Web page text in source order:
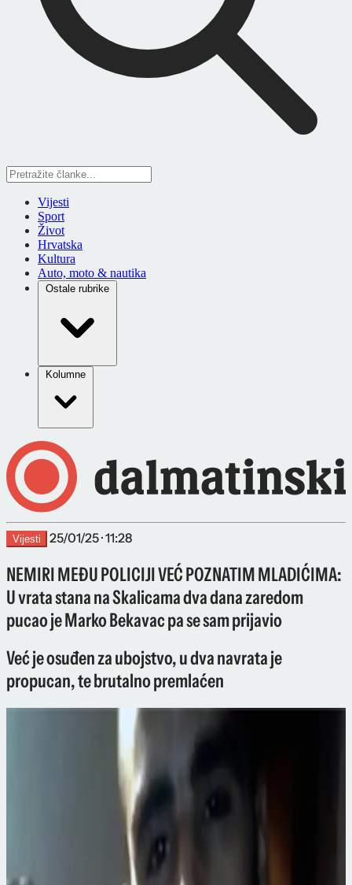
Vijesti
Sport
Život
Hrvatska
Kultura
Auto, moto & nautika
Ostale rubrike
Kolumne
Vijesti 25/01/25 · 11:28
NEMIRI MEĐU POLICIJI VEĆ POZNATIM MLADIĆIMA:
U vrata stana na Skalicama dva dana zaredom
pucao je Marko Bekavac pa se sam prijavio
Već je osuđen za ubojstvo, u dva navrata je
propucan, te brutalno premlaćen